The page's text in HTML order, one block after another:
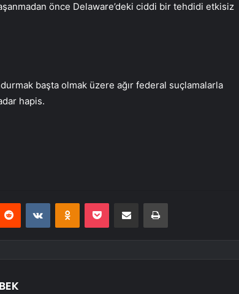
önce Delaware’deki ciddi bir tehdidi etkisiz
başta olmak üzere ağır federal suçlamalarla
hapis.
Reddit VKontakteOdnoklassniki
Pocket E-Posta ile paylaş Yazdır